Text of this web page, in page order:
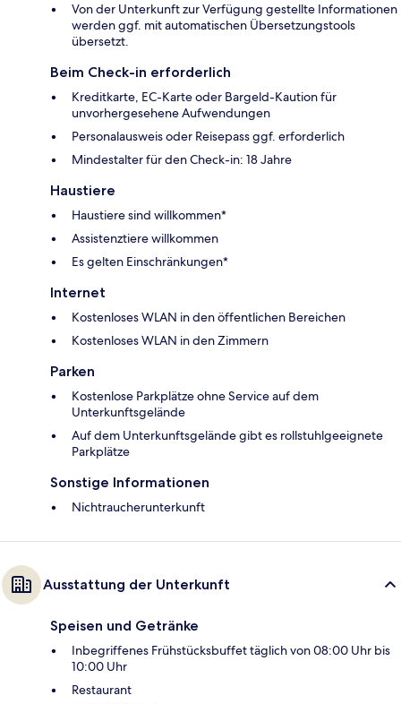
Von der Unterkunft zur Verfügung gestellte Informationen
werden ggf. mit automatischen Übersetzungstools
übersetzt.
Beim Check-in erforderlich
Kreditkarte, EC-Karte oder Bargeld-Kaution für
unvorhergesehene Aufwendungen
Personalausweis oder Reisepass ggf. erforderlich
Mindestalter für den Check-in: 18 Jahre
Haustiere
Haustiere sind willkommen*
Assistenztiere willkommen
Es gelten Einschränkungen*
Internet
Kostenloses WLAN in den öffentlichen Bereichen
Kostenloses WLAN in den Zimmern
Parken
Kostenlose Parkplätze ohne Service auf dem
Unterkunftsgelände
Auf dem Unterkunftsgelände gibt es rollstuhlgeeignete
Parkplätze
Sonstige Informationen
Nichtraucherunterkunft
Ausstattung der Unterkunft
Speisen und Getränke
Inbegriffenes Frühstücksbuffet täglich von 08:00 Uhr bis
10:00 Uhr
Restaurant